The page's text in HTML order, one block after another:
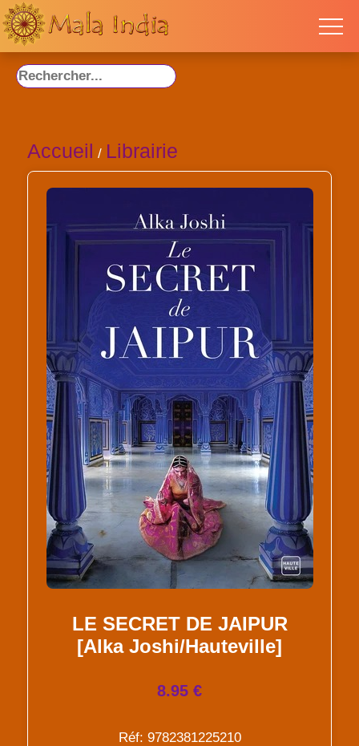
Accueil / Librairie
LE SECRET DE JAIPUR
[Alka Joshi/Hauteville]
8.95 €
Réf: 9782381225210